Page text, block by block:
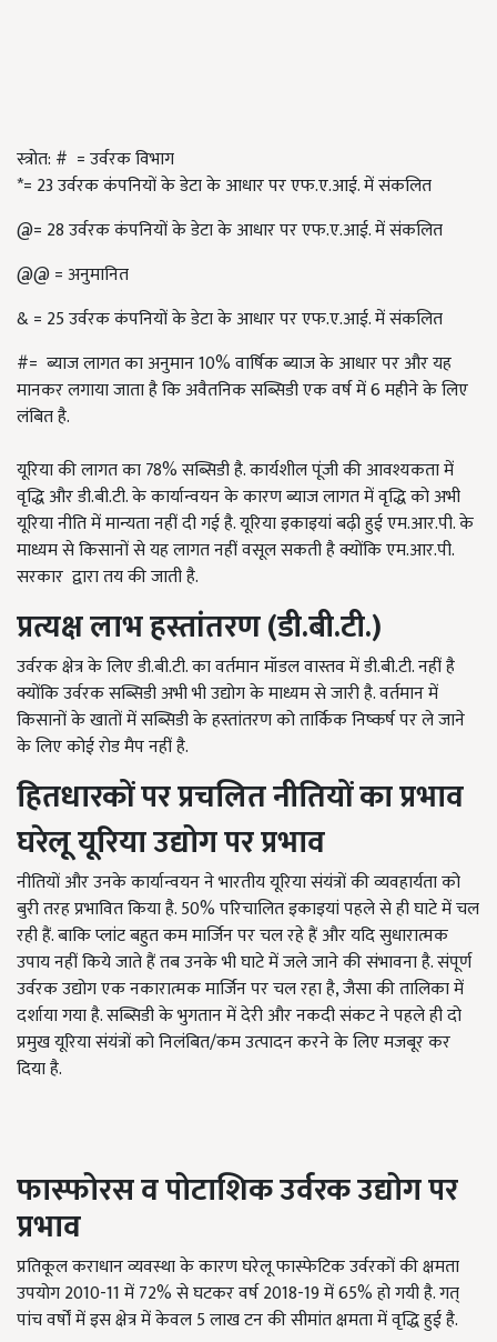
स्त्रोत: # = उर्वरक विभाग
*= 23 उर्वरक कंपनियों के डेटा के आधार पर एफ.ए.आई. में संकलित
@= 28 उर्वरक कंपनियों के डेटा के आधार पर एफ.ए.आई. में संकलित
@@ = अनुमानित
& = 25 उर्वरक कंपनियों के डेटा के आधार पर एफ.ए.आई. में संकलित
#= ब्याज लागत का अनुमान 10% वार्षिक ब्याज के आधार पर और यह
मानकर लगाया जाता है कि अवैतनिक सब्सिडी एक वर्ष में 6 महीने के लिए
लंबित है.
यूरिया की लागत का 78% सब्सिडी है. कार्यशील पूंजी की आवश्यकता में
वृद्धि और डी.बी.टी. के कार्यान्वयन के कारण ब्याज लागत में वृद्धि को अभी
यूरिया नीति में मान्यता नहीं दी गई है. यूरिया इकाइयां बढ़ी हुई एम.आर.पी. के
माध्यम से किसानों से यह लागत नहीं वसूल सकती है क्योंकि एम.आर.पी.
सरकार द्वारा तय की जाती है.
प्रत्यक्ष लाभ हस्तांतरण(डी.बी.टी.)
उर्वरक क्षेत्र के लिए डी.बी.टी. का वर्तमान मॉडल वास्तव में डी.बी.टी. नहीं है
क्योंकि उर्वरक सब्सिडी अभी भी उद्योग के माध्यम से जारी है. वर्तमान में
किसानों के खातों में सब्सिडी के हस्तांतरण को तार्किक निष्कर्ष पर ले जाने
के लिए कोई रोड मैप नहीं है.
हितधारकों पर प्रचलित नीतियों का प्रभाव
घरेलू यूरिया उद्योग पर प्रभाव
नीतियों और उनके कार्यान्वयन ने भारतीय यूरिया संयंत्रों की व्यवहार्यता को
बुरी तरह प्रभावित किया है. 50% परिचालित इकाइयां पहले से ही घाटे में चल
रही हैं. बाकि प्लांट बहुत कम मार्जिन पर चल रहे हैं और यदि सुधारात्मक
उपाय नहीं किये जाते हैं तब उनके भी घाटे में जले जाने की संभावना है. संपूर्ण
उर्वरक उद्योग एक नकारात्मक मार्जिन पर चल रहा है, जैसा की तालिका में
दर्शाया गया है. सब्सिडी के भुगतान में देरी और नकदी संकट ने पहले ही दो
प्रमुख यूरिया संयंत्रों को निलंबित/कम उत्पादन करने के लिए मजबूर कर
दिया है.
फास्फोरस व पोटाशिक उर्वरक उद्योग पर
प्रभाव
प्रतिकूल कराधान व्यवस्था के कारण घरेलू फास्फेटिक उर्वरकों की क्षमता
उपयोग 2010-11 में 72% से घटकर वर्ष 2018-19 में 65% हो गयी है. गत्
पांच वर्षों में इस क्षेत्र में केवल 5 लाख टन की सीमांत क्षमता में वृद्धि हुई है.